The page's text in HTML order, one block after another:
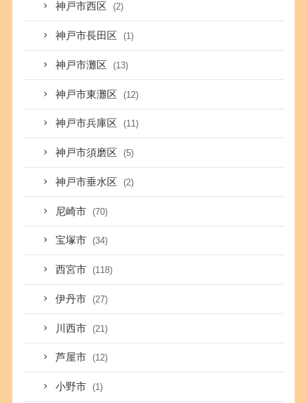
神戸市西区 (2)
神戸市長田区 (1)
神戸市灘区 (13)
神戸市東灘区 (12)
神戸市兵庫区 (11)
神戸市須磨区 (5)
神戸市垂水区 (2)
尼崎市 (70)
宝塚市 (34)
西宮市 (118)
伊丹市 (27)
川西市 (21)
芦屋市 (12)
小野市 (1)